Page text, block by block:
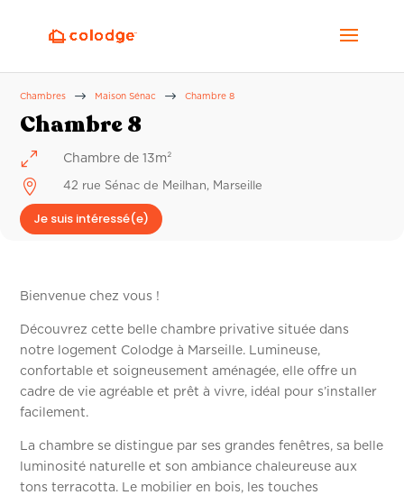
Chambres $ Maison Sénac $ Chambre 8
Chambre 8
0 Chambre de 13m²
 42 rue Sénac de Meilhan, Marseille
Je suis intéressé(e)
Bienvenue chez vous !
Découvrez cette belle chambre privative située dans
notre logement Colodge à Marseille. Lumineuse,
confortable et soigneusement aménagée, elle offre un
cadre de vie agréable et prêt à vivre, idéal pour s’installer
facilement.
La chambre se distingue par ses grandes fenêtres, sa belle
luminosité naturelle et son ambiance chaleureuse aux
tons terracotta. Le mobilier en bois, les touches